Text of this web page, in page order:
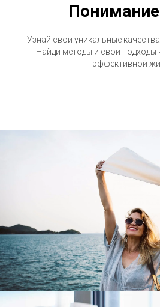
Узнай свои уникальные
Найди методы и свои подходы
эффективной